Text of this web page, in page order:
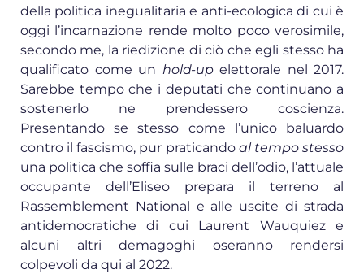
della politica inegualitaria e anti-ecologica di cui è
oggi l’incarnazione rende molto poco verosimile,
secondo me, la riedizione di ciò che egli stesso ha
qualificato come un hold-up elettorale nel 2017.
Sarebbe tempo che i deputati che continuano a
sostenerlo ne prendessero coscienza.
Presentando se stesso come l’unico baluardo
contro il fascismo, pur praticando al tempo stesso
una politica che soffia sulle braci dell’odio, l’attuale
occupante dell’Eliseo prepara il terreno al
Rassemblement National e alle uscite di strada
antidemocratiche di cui Laurent Wauquiez e
alcuni altri demagoghi oseranno rendersi
colpevoli da qui al 2022.